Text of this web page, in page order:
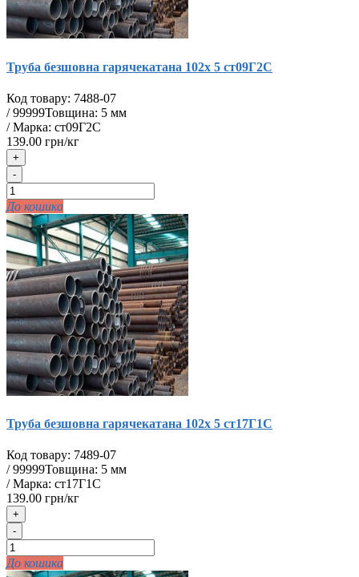
Труба безшовна гарячекатана 102х 5 ст09Г2С
Код товару: 7488-07
/99999Товщина: 5 мм
/ Марка: ст09Г2С
139.00 грн/кг
+
-
До кошика
Труба безшовна гарячекатана 102х 5 ст17Г1С
Код товару: 7489-07
/99999Товщина: 5 мм
/ Марка: ст17Г1С
139.00 грн/кг
+
-
До кошика